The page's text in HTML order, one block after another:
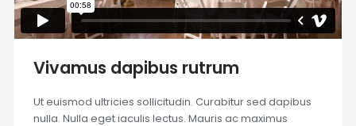
Vivamus dapibus rutrum
Ut euismod ultricies sollicitudin. Curabitur sed dapibus
nulla. Nulla eget iaculis lectus. Mauris ac maximus